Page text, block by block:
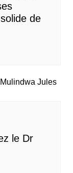
de
le Dr